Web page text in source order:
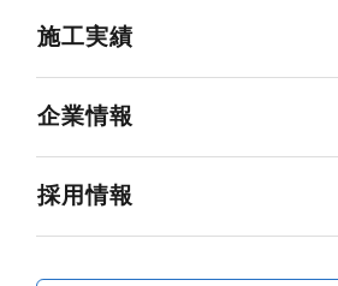
施工実績
企業情報
採用情報